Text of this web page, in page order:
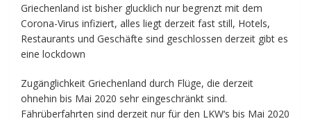
Griechenland ist bisher glucklich nur begrenzt mit dem
Corona-Virus infiziert, alles liegt derzeit fast still, Hotels,
Restaurants und Geschäfte sind geschlossen derzeit gibt es
eine lockdown
Zugänglichkeit Griechenland durch Flüge, die derzeit
ohnehin bis Mai 2020 sehr eingeschränkt sind.
Fährüberfahrten sind derzeit nur für den LKW‘s bis Mai 2020